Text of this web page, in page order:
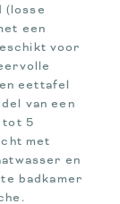
(losse
een
voor
eettafel
van een
tot 5
met
en
badkamer